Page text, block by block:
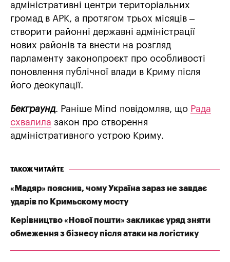
адміністративні центри територіальних
громад в АРК, а протягом трьох місяців –
створити районні державні адміністрації
нових районів та внести на розгляд
парламенту законопроєкт про особливості
поновлення публічної влади в Криму після
його деокупації.
Бекграунд. Раніше Mind повідомляв, що Рада
схвалила закон про створення
адміністративного устрою Криму.
ТАКОЖ ЧИТАЙТЕ
«Мадяр» пояснив, чому Україна зараз не завдає
ударів по Кримьскому мосту
Керівництво «Нової пошти» закликає уряд зняти
обмеження з бізнесу після атаки на логістику